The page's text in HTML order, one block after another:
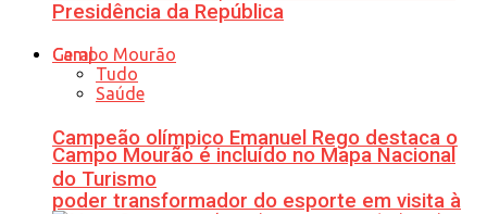
Campeão olímpico Emanuel Rego destaca o
poder transformador do esporte em visita à
Presidência da República
Geral
Tudo
Saúde
Campo Mourão é incluído no Mapa Nacional
do Turismo